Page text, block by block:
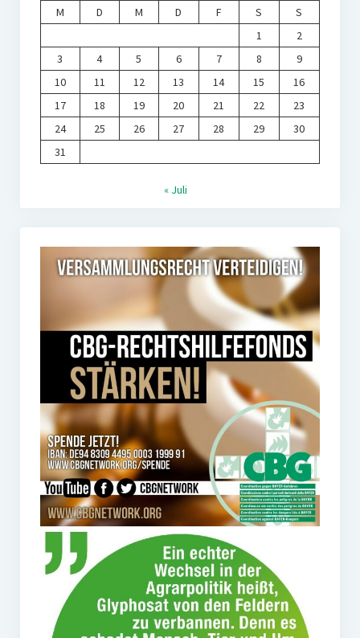
M
D M D F S
S
1
2
3
4 5 6 7 8
9
10
11 12 13 14 15
16
17
18 19 20 21 22
23
24
25 26 27 28 29
30
31
« Juli